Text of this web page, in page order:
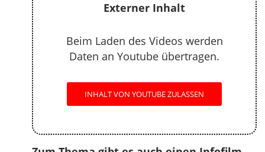
Externer Inhalt
Beim Laden des Videos werden
Daten an Youtube übertragen.
INHALT VON YOUTUBE ZULASSEN